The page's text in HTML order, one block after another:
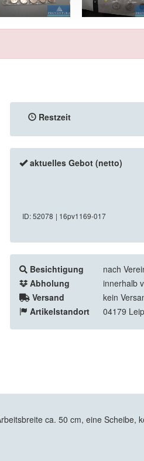
Restzeit
aktuelles Gebot (netto)
ID: 52078 | 16pv1169-017
Besichtigung
nach
Abholung
innerhalb
Versand
kein
Artikelstandort
04179
ca. 50 cm, eine Scheibe,